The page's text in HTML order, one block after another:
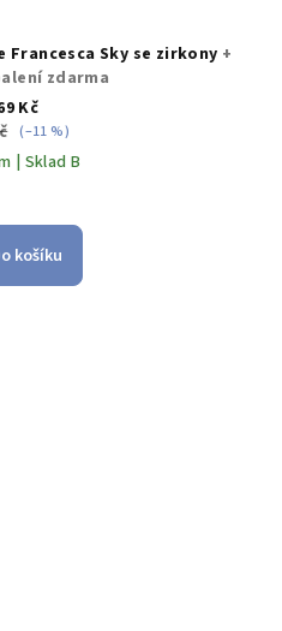
Francesca Sky se zirkony +
zdarma
Kč
(–11 %)
| Sklad B
košíku